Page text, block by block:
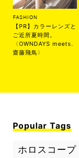
FASHION
【PR】カラーレンズと
ご近所夏時間。
〈OWNDAYS meets.
齋藤飛鳥〉
Popular Tags
ホロスコープ